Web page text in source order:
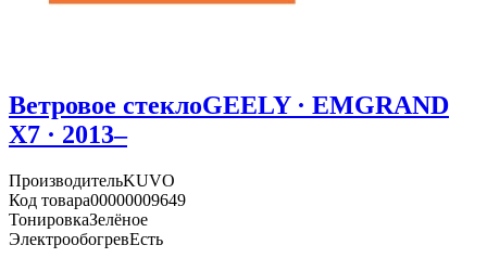
Ветровое стеклоGEELY · EMGRAND
X7 · 2013–
ПроизводительKUVO
Код товара00000009649
ТонировкаЗелёное
ЭлектрообогревЕсть